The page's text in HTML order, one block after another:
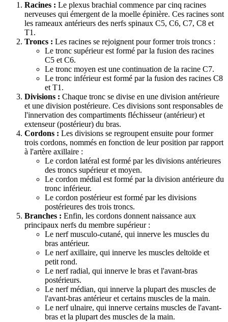
Racines : Le plexus brachial commence par cinq racines
nerveuses qui émergent de la moelle épinière. Ces racines sont
les rameaux antérieurs des nerfs spinaux C5, C6, C7, C8 et
T1.
Troncs : Les racines se rejoignent pour former trois troncs :
Le tronc supérieur est formé par la fusion des racines
C5 et C6.
Le tronc moyen est une continuation de la racine C7.
Le tronc inférieur est formé par la fusion des racines C8
et T1.
Divisions : Chaque tronc se divise en une division antérieure
et une division postérieure. Ces divisions sont responsables de
l'innervation des compartiments fléchisseur (antérieur) et
extenseur (postérieur) du bras.
Cordons : Les divisions se regroupent ensuite pour former
trois cordons, nommés en fonction de leur position par rapport
à l'artère axillaire :
Le cordon latéral est formé par les divisions antérieures
des troncs supérieur et moyen.
Le cordon médial est formé par la division antérieure du
tronc inférieur.
Le cordon postérieur est formé par les divisions
postérieures des trois troncs.
Branches : Enfin, les cordons donnent naissance aux
principaux nerfs du membre supérieur :
Le nerf musculo-cutané, qui innerve les muscles du
bras antérieur.
Le nerf axillaire, qui innerve les muscles deltoïde et
petit rond.
Le nerf radial, qui innerve le bras et l'avant-bras
postérieurs.
Le nerf médian, qui innerve la plupart des muscles de
l'avant-bras antérieur et certains muscles de la main.
Le nerf ulnaire, qui innerve certains muscles de l'avant-
bras et la plupart des muscles de la main.